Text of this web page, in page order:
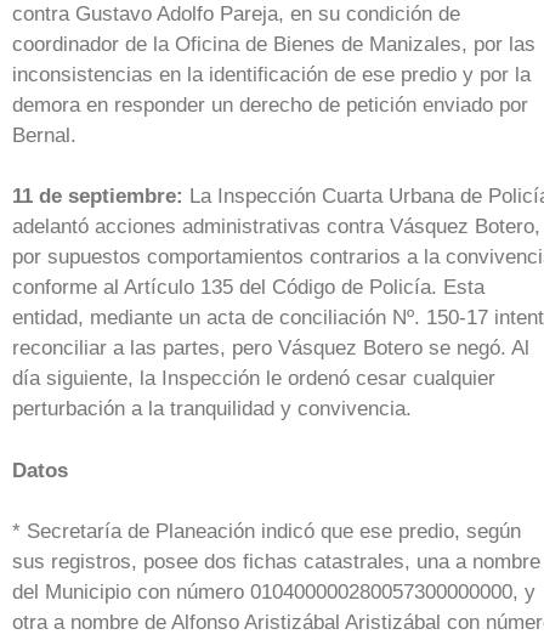
contra Gustavo Adolfo Pareja, en su condición de
coordinador de la Oficina de Bienes de Manizales, por las
inconsistencias en la identificación de ese predio y por la
demora en responder un derecho de petición enviado por
Bernal.
11 de septiembre: La Inspección Cuarta Urbana de
adelantó acciones administrativas contra Vásquez Botero,
por supuestos comportamientos contrarios a la
conforme al Artículo 135 del Código de Policía. Esta
entidad, mediante un acta de conciliación Nº. 150-17
reconciliar a las partes, pero Vásquez Botero se negó. Al
día siguiente, la Inspección le ordenó cesar cualquier
perturbación a la tranquilidad y convivencia.
Datos
* Secretaría de Planeación indicó que ese predio, según
sus registros, posee dos fichas catastrales, una a nombre
del Municipio con número 010400000280057300000000, y
otra a nombre de Alfonso Aristizábal Aristizábal con